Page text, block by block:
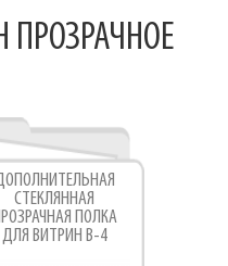
ПРОЗРАЧНОЕ
СТЕКЛЯННАЯ
ПОЛКА
ДЛЯ ВИТРИН В-4